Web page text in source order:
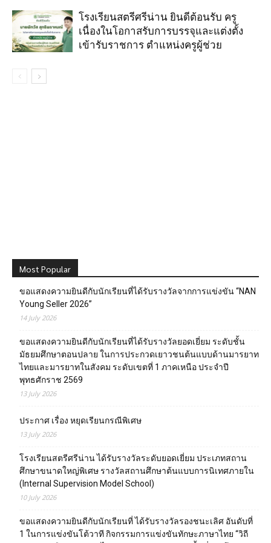
โรงเรียนสตรีศรีน่าน ยินดีต้อนรับ ครู
เนื่องในโอกาสรับการบรรจุและแต่งตั้ง
เข้ารับราชการ ตำแหน่งครูผู้ช่วย
Most Popular
ขอแสดงความยินดีกับนักเรียนที่ได้รับรางวัลจากการแข่งขัน “NAN
Young Seller 2026”
14 July 2026
ขอแสดงความยินดีกับนักเรียนที่ได้รับรางวัลยอดเยี่ยม ระดับชั้น
มัธยมศึกษาตอนปลาย ในการประกวดเยาวชนต้นแบบด้านมารยาท
ไทยและมารยาทในสังคม ระดับเขตที่ 1 ภาคเหนือ ประจำปี
พุทธศักราช 2569
13 July 2026
ประกาศ เรื่อง หยุดเรียนกรณีพิเศษ
13 July 2026
โรงเรียนสตรีศรีน่าน ได้รับรางวัลระดับยอดเยี่ยม ประเภทสถาน
ศึกษาขนาดใหญ่พิเศษ รางวัลสถานศึกษาต้นแบบการนิเทศภายใน
(Internal Supervision Model School)
10 July 2026
ขอแสดงความยินดีกับนักเรียนที่ ได้รับรางวัลรองชนะเลิศ อันดับที่
1 ในการแข่งขันโต้วาที กิจกรรมการแข่งขันทักษะภาษาไทย “วิถี